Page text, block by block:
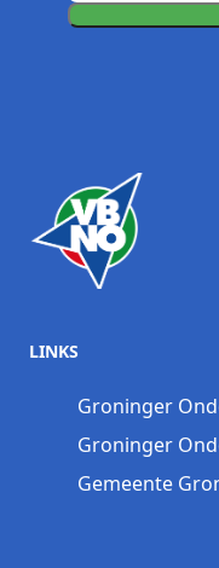
LINKS
Groninger
Groninger
Gemeente